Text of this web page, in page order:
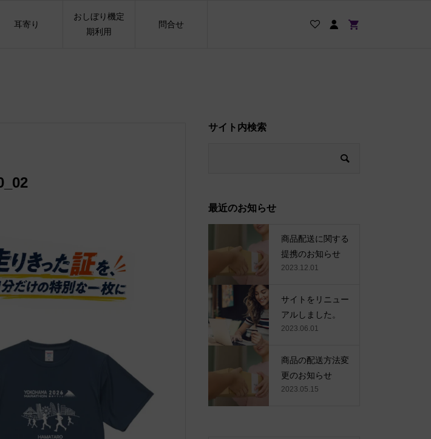
耳寄り
おしぼり機定
期利用
問合せ
サイト内検索
最近のお知らせ
商品配送に関する
提携のお知らせ
2023.12.01
サイトをリニュー
アルしました。
2023.06.01
商品の配送方法変
更のお知らせ
2023.05.15